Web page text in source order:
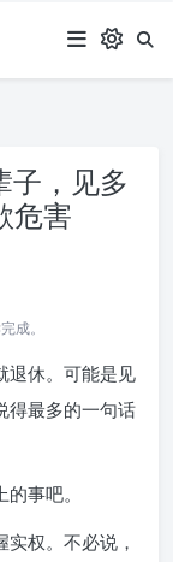
子，见多
危害
成。
退休。可能是见
得最多的一句话
事吧。
权。不必说，